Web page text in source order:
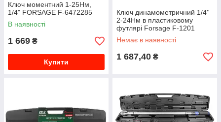
Ключ моментний 1-25Нм,
1/4" FORSAGE F-6472285
В наявності
1 669 ₴
Купити
Ключ динамометричний 1/4''
2-24Нм в пластиковому
футлярі Forsage F-1201
Немає в наявності
1 687,40 ₴